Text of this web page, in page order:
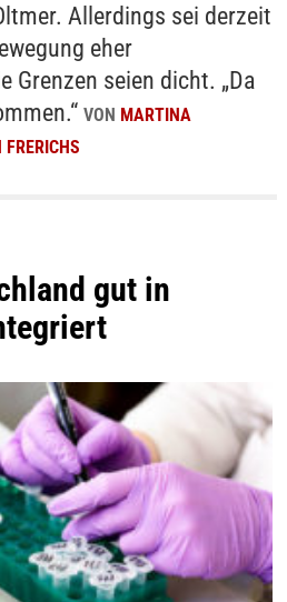
Allerdings sei derzeit
eher
Grenzen seien dicht. „Da
VON MARTINA
gut in